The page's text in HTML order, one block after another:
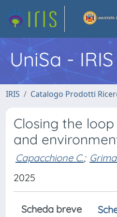
UniSa - IRIS
IRIS Catalogo Prodotti
Closing the
and
Capacchione C.;
2025
Scheda breve